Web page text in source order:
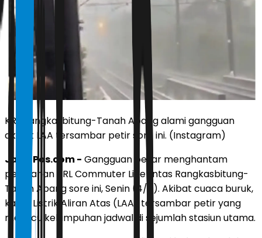
KRL Rangkasbitung-Tanah Abang alami gangguan
akibat LAA tersambar petir sore ini. (Instagram)
JawaPos.com - Gangguan besar menghantam
perjalanan KRL Commuter Line lintas Rangkasbitung-
Tanah Abang sore ini, Senin (4/5). Akibat cuaca buruk,
kabel Listrik Aliran Atas (LAA) tersambar petir yang
memicu kelumpuhan jadwal di sejumlah stasiun utama.